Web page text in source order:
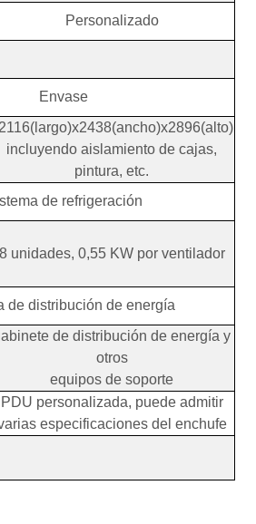
Personalizado
Envase
incluyendo aislamiento de cajas,
pintura, etc.
de refrigeración
8 unidades, 0,55 KW por ventilador
de distribución de energía
de distribución de energía y
otros
equipos de soporte
PDU personalizada, puede admitir
especificaciones del enchufe